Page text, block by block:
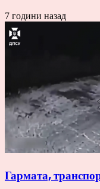
7 години назад
Гармата,